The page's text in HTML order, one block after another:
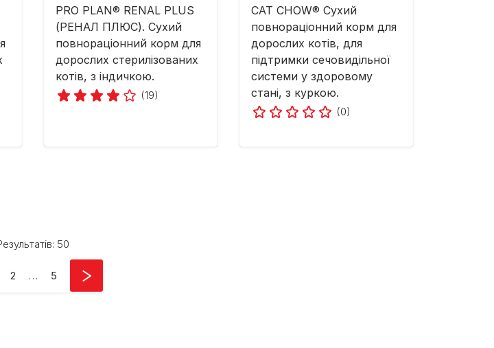
PRO PLAN® RENAL PLUS
(РЕНАЛ ПЛЮС). Сухий
повнораціонний корм для
дорослих стерилізованих
котів, з індичкою.
(19)
CAT CHOW® Сухий
повнораціонний корм для
дорослих котів, для
підтримки сечовидільної
системи у здоровому
стані, з куркою.
(0)
50
page
Page
2 … Last page
5